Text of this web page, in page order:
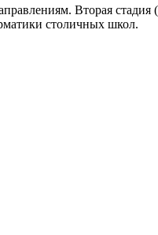
Вторая стадия
столичных школ.